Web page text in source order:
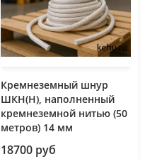
Кремнеземный шнур
ШКН(Н), наполненный
кремнеземной нитью (50
метров) 14 мм
18700 руб